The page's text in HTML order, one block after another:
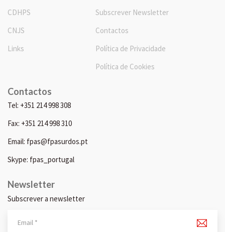
CDHPS
CNJS
Links
Subscrever Newsletter
Contactos
Política de Privacidade
Política de Cookies
Contactos
Tel: +351 214 998 308
Fax: +351 214 998 310
Email: fpas@fpasurdos.pt
Skype: fpas_portugal
Newsletter
Subscrever a newsletter